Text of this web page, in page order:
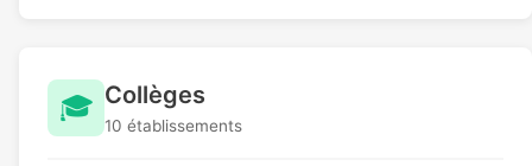
🎓 Collèges
10 établissements